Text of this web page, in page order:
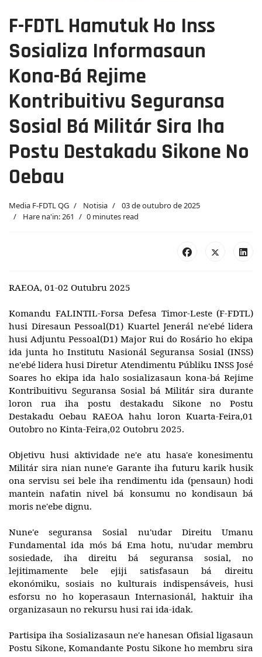
F-FDTL Hamutuk Ho Inss
Sosializa Informasaun
Kona-Bá Rejime
Kontribuitivu Seguransa
Sosial Bá Militár Sira Iha
Postu Destakadu Sikone No
Oebau
Hare na'in: 261
0 minutes read
husi Diresaun Pessoal(D1) Kuartel Jenerál ne'ebé lidera
husi Adjuntu Pessoal(D1) Major Rui do Rosário ho ekipa
ida junta ho Institutu Nasionál Seguransa Sosial (INSS)
ne'ebé lidera husi Diretur Atendimentu Públiku INSS José
Soares ho ekipa ida halo sosializasaun kona-bá Rejime
Kontribuitivu Seguransa Sosial bá Militár sira durante
loron rua iha postu destakadu Sikone no Postu
Destakadu Oebau RAEOA hahu loron Kuarta-Feira,01
Outobro no Kinta-Feira,02 Outobru 2025.
Militár sira nian nune'e Garante iha futuru karik husik
ona servisu sei bele iha rendimentu ida (pensaun) hodi
mantein nafatin nivel bá konsumu no kondisaun bá
moris ne'ebe dignu.
Fundamental ida mós bá Ema hotu, nu'udar membru
sosiedade, iha direitu bá seguransa sosial, no
lejitimamente bele ejiji satisfasaun bá direitu
ekonómiku, sosiais no kulturais indispensáveis, husi
esforsu no ho koperasaun Internasionál, haktuir iha
organizasaun no rekursu husi rai ida-idak.
Postu Sikone, Komandante Postu Sikone ho membru sira
Ofisial ligasaun postu Fuzileiru Oebau, Komandante